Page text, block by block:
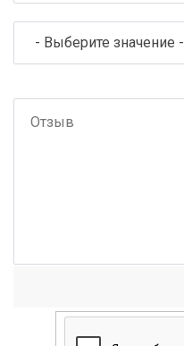
- Выберите значение -